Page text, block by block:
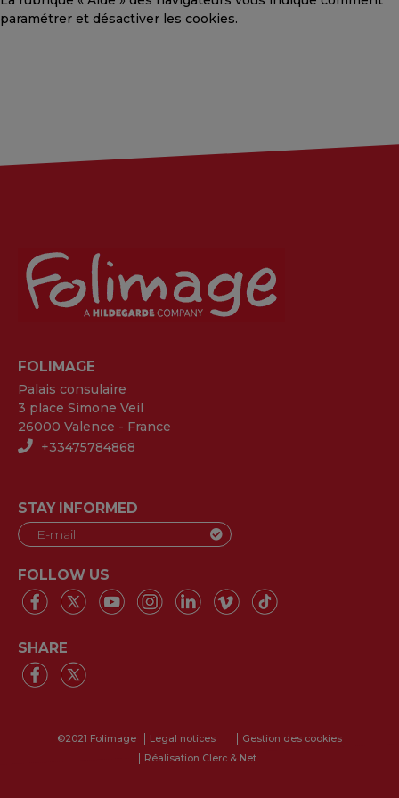
paramétrer et désactiver les cookies.
FOLIMAGE
Palais consulaire
3 place Simone Veil
26000 Valence - France
+33475784868
STAY INFORMED
FOLLOW US
SHARE
©2021 Folimage Legal notices
Gestion des cookies
Réalisation Clerc & Net